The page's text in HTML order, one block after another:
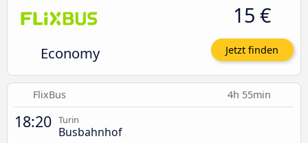
Economy
15 €
Jetzt finden
FlixBus 4h 55min
18:20 Turin
Busbahnhof